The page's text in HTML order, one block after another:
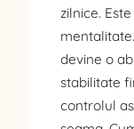
zilnice.
devine o
stabilitate
controlul